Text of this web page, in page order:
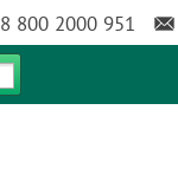
8 800 2000 951